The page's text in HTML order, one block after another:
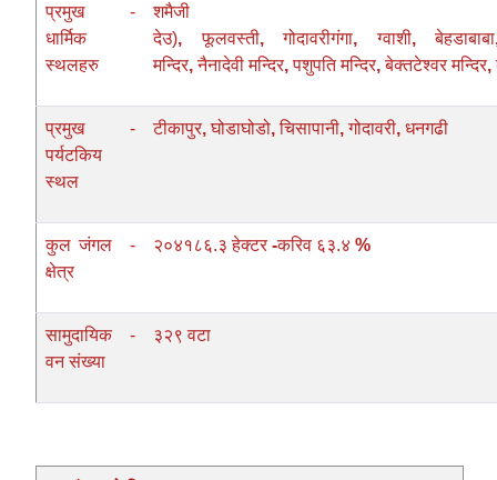
प्रमुख
धार्मिक
स्थलहरु
-
देउ), फूलवस्ती,गोदावरीगंगा, ग्वाशी,बेहडाबाबा
मन्दिर,नैनादेवी मन्दिर,पशुपति मन्दिर,बेक्तटेश्वर मन्दिर,
प्रमुख
पर्यटकिय
स्थल
- टीकापुर,घोडाघोडो,चिसापानी,गोदावरी, धनगढी
कुल जंगल
क्षेत्र
- २०४१८६.३ हेक्टर -करिव ६३.४ %
सामुदायिक
वन संख्या
- ३२९ वटा